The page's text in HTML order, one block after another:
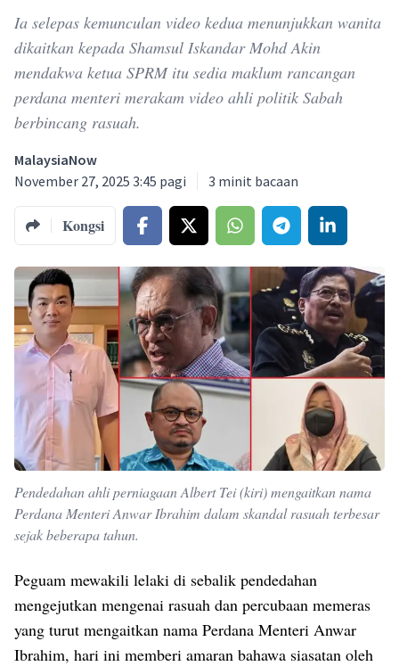
Ia selepas kemunculan video kedua menunjukkan wanita
dikaitkan kepada Shamsul Iskandar Mohd Akin
mendakwa ketua SPRM itu sedia maklum rancangan
perdana menteri merakam video ahli politik Sabah
berbincang rasuah.
MalaysiaNow
November 27, 2025 3:45 pagi
3 minit bacaan
Kongsi
Pendedahan ahli perniagaan Albert Tei (kiri) mengaitkan nama
Perdana Menteri Anwar Ibrahim dalam skandal rasuah terbesar
sejak beberapa tahun.
Peguam mewakili lelaki di sebalik pendedahan
mengejutkan mengenai rasuah dan percubaan memeras
yang turut mengaitkan nama Perdana Menteri Anwar
Ibrahim, hari ini memberi amaran bahawa siasatan oleh